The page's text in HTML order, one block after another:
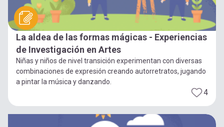
La aldea de las formas mágicas - Experiencias
de Investigación en Artes
Niñas y niños de nivel transición experimentan con diversas
combinaciones de expresión creando autorretratos, jugando
a pintar la música y danzando.
4